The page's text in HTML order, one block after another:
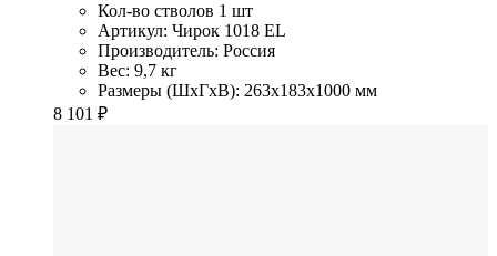
Кол-во стволов 1 шт
Артикул: Чирок 1018 EL
Производитель: Россия
Вес: 9,7 кг
Размеры (ШхГхВ): 263x183x1000 мм
8 101 ₽